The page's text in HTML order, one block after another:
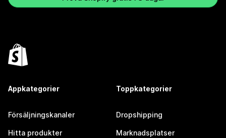
Appkategorier
Försäljningskanaler
Hitta produkter
Toppkategorier
Dropshipping
Marknadsplatser